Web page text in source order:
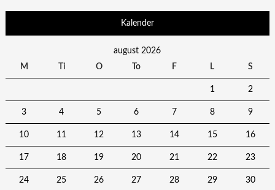
Kalender
august 2026
M
Ti O To F L S
1 2
3 4 5 6 7 8 9
10 11 12 13 14 15 16
17 18 19 20 21 22 23
24 25 26 27 28 29 30